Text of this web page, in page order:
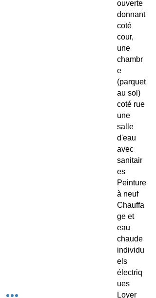
ouverte
donnant
coté
cour,
une
chambr
e
(parquet
au sol)
coté rue
une
salle
d'eau
avec
sanitair
es
Peinture
à neuf
Chauffa
ge et
eau
chaude
individu
els
électriq
ues
Loyer